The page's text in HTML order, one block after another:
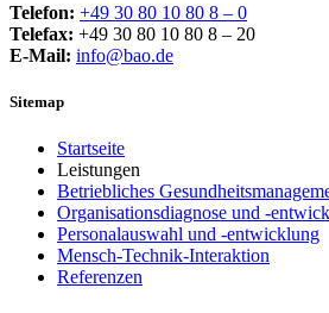
Telefon: +49 30 80 10 80 8 – 0
Telefax: +49 30 80 10 80 8 – 20
E-Mail: info@bao.de
Sitemap
Startseite
Leistungen
Betriebliches
Organisationsdiagnose und -
Personalauswahl und -entwicklung
Mensch-Technik-Interaktion
Referenzen